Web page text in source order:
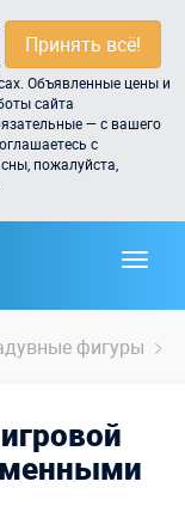
Принять всё!
Объявленные цены и
сайта
— с вашего
с
пожалуйста,
фигуры